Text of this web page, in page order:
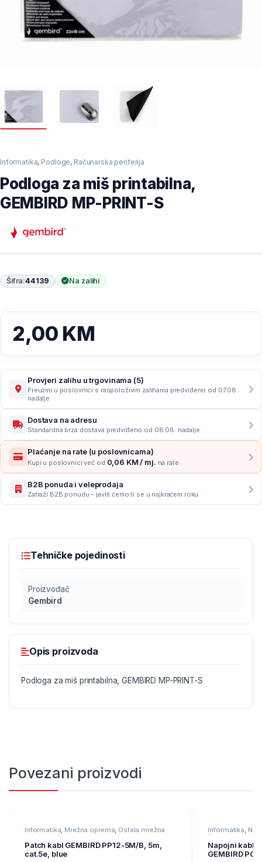
Informatika, Podloge, Računarska periferija
Podloga za miš printabilna,
GEMBIRD MP-PRINT-S
Šifra:44139 Na zalihi
2,00 KM
Provjeri zalihu u trgovinama (5)
Preuzmi u poslovnici s raspoloživim zalihama predviđeno od 07.08.
nadalje
Dostava na adresu
Standardna brza dostava predviđeno od 08.08. nadalje
Plaćanje na rate (u poslovnicama)
Kupi u poslovnici već od 0,06 KM / mj. na rate
B2B ponuda i veleprodaja
Zatraži B2B ponudu – javiti ćemo ti se u najkraćem roku
Tehničke pojedinosti
Proizvođač
Gembird
Opis proizvoda
Podloga za miš printabilna, GEMBIRD MP-PRINT-S
Povezani proizvodi
Informatika, Mrežna oprema, Ostala mrežna
Patch kabl GEMBIRD PP12-5M/B, 5m,
cat.5e, blue
Informatika,
Komponente
Napojni kabl,
GEMBIRD